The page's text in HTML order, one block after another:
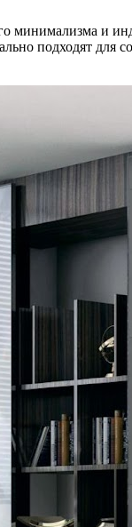
минимализма и
подходят для